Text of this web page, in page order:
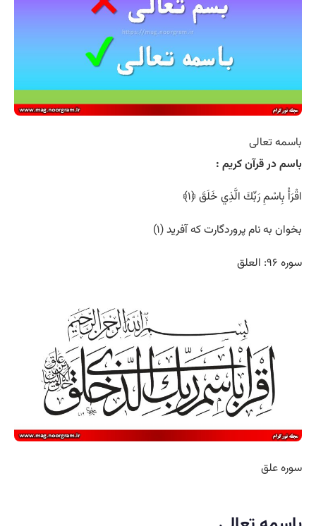
باسمه تعالی
باسم در قرآن کریم :
اقْرَأْ بِاسْمِ رَبِّكَ الَّذِي خَلَقَ ﴿۱﴾
بخوان به نام پروردگارت كه آفريد (۱)
سوره ۹۶: العلق
سوره علق